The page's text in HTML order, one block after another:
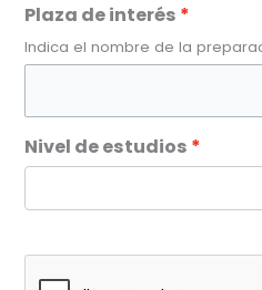
Plaza de interés
Indica el nombre de la
Nivel de estudios